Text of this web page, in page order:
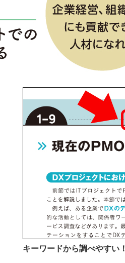
キーワードから調べやすい！